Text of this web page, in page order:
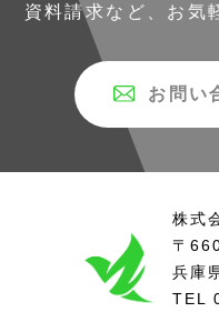
資料請求など、お気
お問い
株式
〒
兵庫
TEL